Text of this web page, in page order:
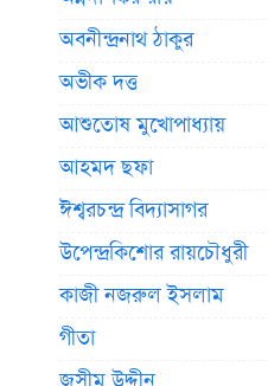
অবনীন্দ্রনাথ ঠাকুর
অভীক দত্ত
আশুতোষ মুখোপাধ্যায়
আহমদ ছফা
ঈশ্বরচন্দ্র বিদ্যাসাগর
উপেন্দ্রকিশোর রায়চৌধুরী
কাজী নজরুল ইসলাম
গীতা